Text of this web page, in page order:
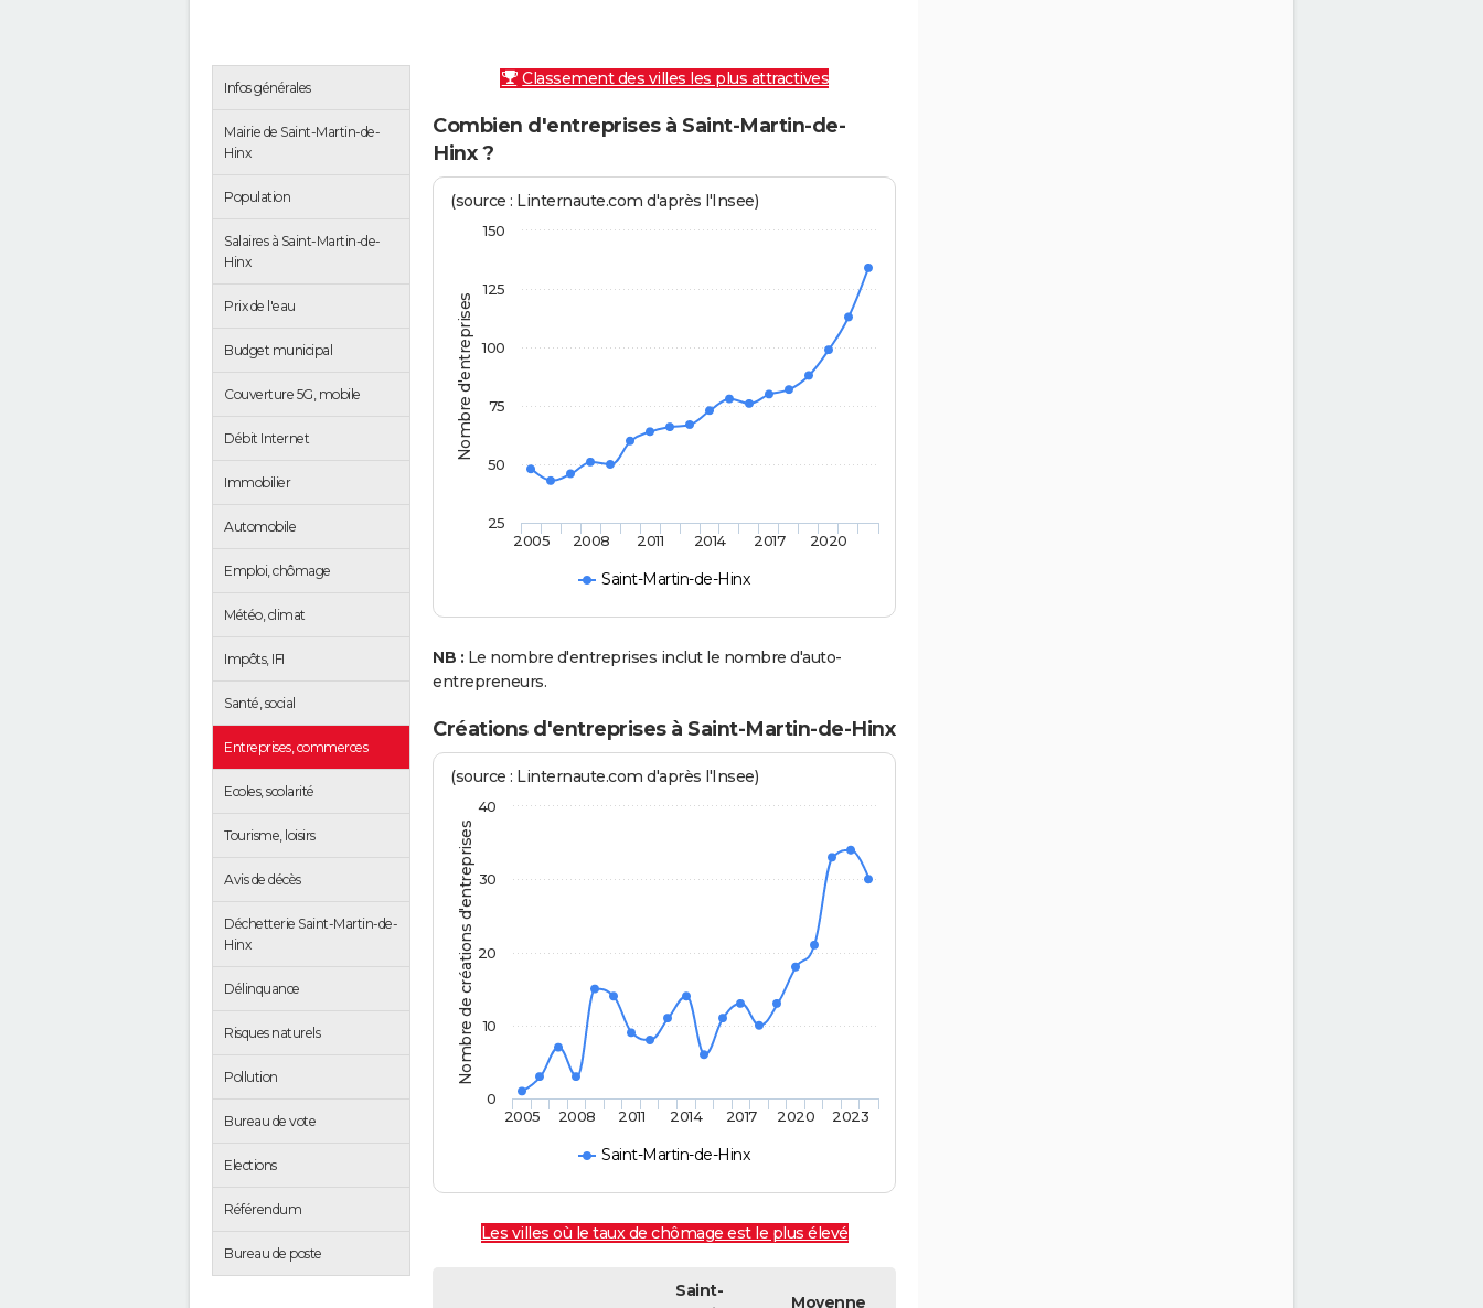
Infos générales
Mairie de Saint-Martin-de-
Hinx
Population
Salaires à Saint-Martin-de-
Hinx
Prix de l'eau
Budget municipal
Couverture 5G, mobile
Débit Internet
Immobilier
Automobile
Emploi, chômage
Météo, climat
Impôts, IFI
Santé, social
Entreprises, commerces
Ecoles, scolarité
Tourisme, loisirs
Avis de décès
Déchetterie Saint-Martin-de-
Hinx
Délinquance
Risques naturels
Pollution
Bureau de vote
Elections
Référendum
Bureau de poste
Classement des villes les plus attractives
Combien d'entreprises à Saint-Martin-de-
Hinx ?
Nombre d'entreprises
(source : Linternaute.com d'après l'Insee)
Saint-Martin-de-Hinx
2005 2008 2011 2014 2017 2020
25
50
75
100
125
150
NB : Le nombre d'entreprises inclut le nombre d'auto-
entrepreneurs.
Créations d'entreprises à Saint-Martin-de-Hinx
Nombre de créations d'entreprises
(source : Linternaute.com d'après l'Insee)
Saint-Martin-de-Hinx
2005 2008 2011 2014 2017 2020 2023
0
10
20
30
40
Les villes où le taux de chômage est le plus élevé
Saint-
Moyenne